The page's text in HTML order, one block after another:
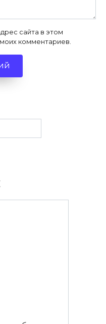
сайта в этом
комментариев.